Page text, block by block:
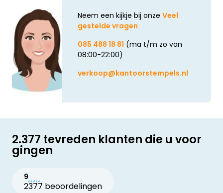
Neem een kijkje bij onze Veel
gestelde vragen
085 488 18 81 (ma t/m zo van
08:00-22:00)
verkoop@kantoorstempels.nl
2.377 tevreden klanten die u voor
gingen
9
2377 beoordelingen